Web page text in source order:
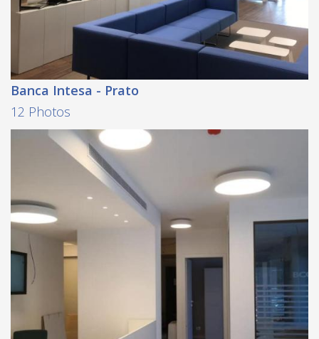
Banca Intesa - Prato
12 Photos